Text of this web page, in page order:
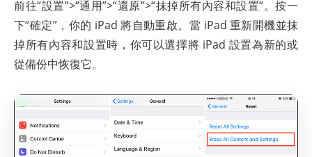
前往“設置”>“通用”>“還原”>“抹掉所有內容和設置”。按一
下“確定”，你的 iPad 將自動重啟。當 iPad 重新開機並抹
掉所有內容和設置時，你可以選擇將 iPad 設置為新的或
從備份中恢復它。